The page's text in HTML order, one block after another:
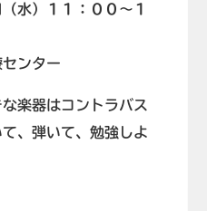
水）１１：００～１
ンター
楽器はコントラバス
、弾いて、勉強しよ